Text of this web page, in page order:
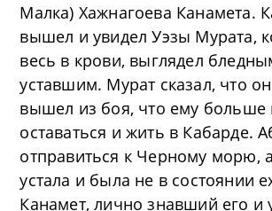
Малка) Хажнагоева Канамета.
вышел и увидел Уэзы Мурата,
весь в крови, выглядел
уставшим. Мурат сказал, что
вышел из боя, что ему больше
оставаться и жить в Кабарде.
отправиться к Черному морю,
устала и была не в состоянии
Канамет, лично знавший его и